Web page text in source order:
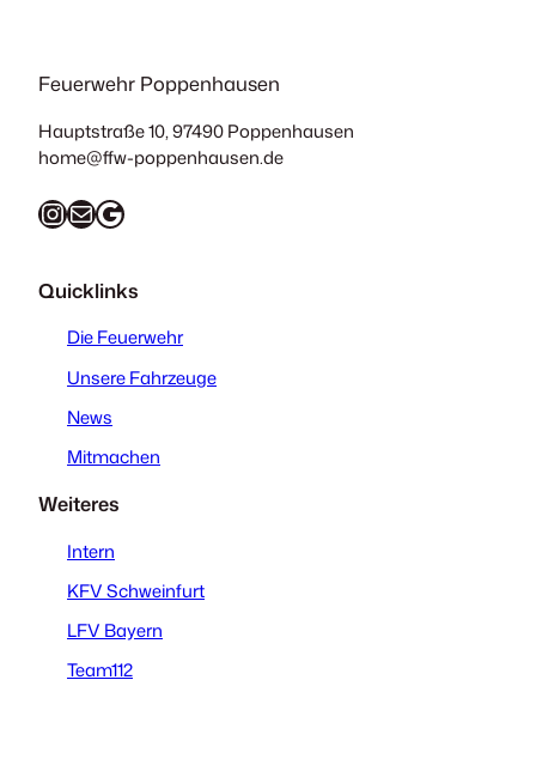
Feuerwehr Poppenhausen
Hauptstraße 10, 97490 Poppenhausen
home@ffw-poppenhausen.de
InstagramE-Mail Google Maps
Quicklinks
Die Feuerwehr
Unsere Fahrzeuge
News
Mitmachen
Weiteres
Intern
KFV Schweinfurt
LFV Bayern
Team112